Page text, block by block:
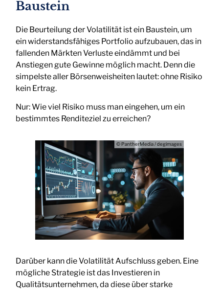
Baustein
Die Beurteilung der Volatilität ist ein Baustein, um
ein widerstandsfähiges Portfolio aufzubauen, das in
fallenden Märkten Verluste eindämmt und bei
Anstiegen gute Gewinne möglich macht. Denn die
simpelste aller Börsenweisheiten lautet: ohne Risiko
kein Ertrag.
Nur: Wie viel Risiko muss man eingehen, um ein
bestimmtes Renditeziel zu erreichen?
© PantherMedia / degimages
Darüber kann die Volatilität Aufschluss geben. Eine
mögliche Strategie ist das Investieren in
Qualitätsunternehmen, da diese über starke